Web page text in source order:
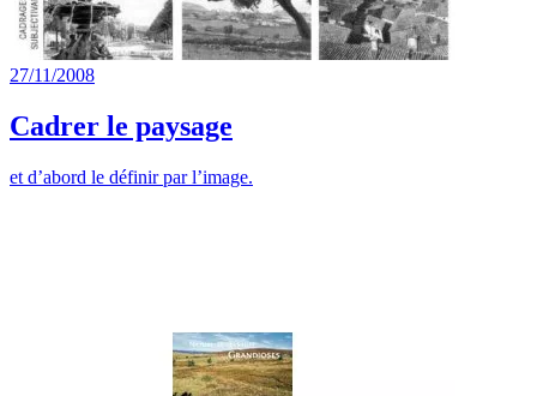
27/11/2008
Cadrer le paysage
et d’abord le définir par l’image.